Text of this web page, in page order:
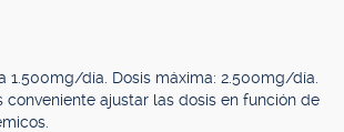
1.500mg/día. Dosis máxima: 2.500mg/día.
conveniente ajustar las dosis en función de